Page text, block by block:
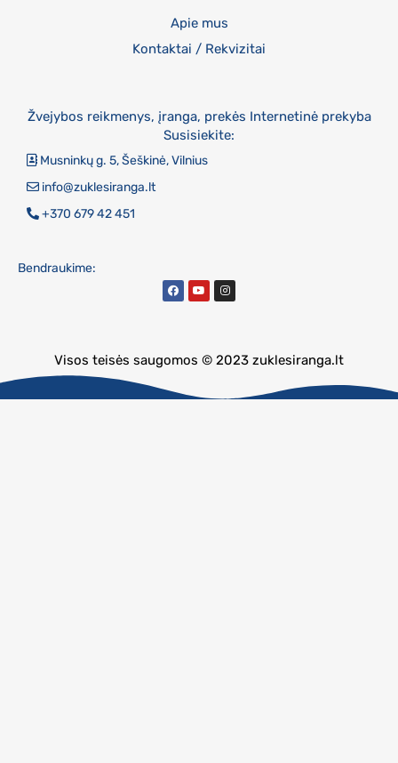
Apie mus
Kontaktai / Rekvizitai
Žvejybos reikmenys, įranga, prekės Internetinė prekyba
Susisiekite:
Musninkų g. 5, Šeškinė, Vilnius
info@zuklesiranga.lt
+370 679 42 451
Bendraukime:
Visos teisės saugomos © 2023 zuklesiranga.lt